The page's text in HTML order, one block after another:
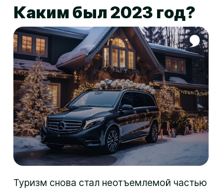
Каким был 2023 год?
Туризм снова стал неотъемлемой частью